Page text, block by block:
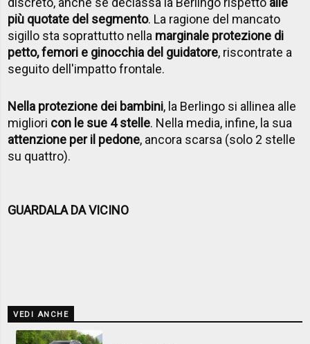
più quotate del segmento. La ragione del mancato
sigillo sta soprattutto nella marginale protezione di
petto, femori e ginocchia del guidatore, riscontrate a
seguito dell'impatto frontale.
Nella protezione dei bambini, la Berlingo si allinea alle
migliori con le sue 4 stelle. Nella media, infine, la sua
attenzione per il pedone, ancora scarsa (solo 2 stelle
su quattro).
GUARDALA DA VICINO
VEDI ANCHE